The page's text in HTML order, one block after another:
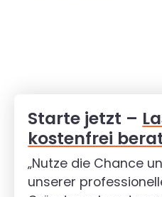
Starte jetzt –
kostenfrei
„Nutze die Chance
unserer